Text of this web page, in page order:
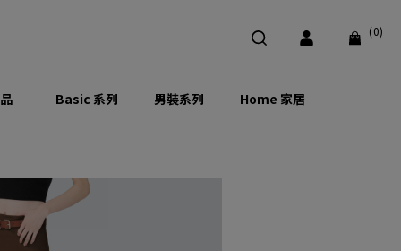
(0)
Basic 系列 男裝系列 Home 家居